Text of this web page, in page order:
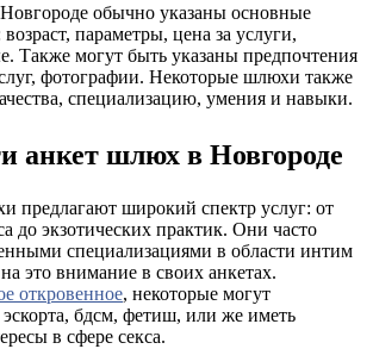
обычно указаны основные
параметры, цена за услуги,
Также могут быть указаны предпочтения
фотографии. Некоторые шлюхи также
специализацию, умения и навыки.
анкет шлюх в Новгороде
предлагают широкий спектр услуг: от
до экзотических практик. Они часто
специализациями в области интим
это внимание в своих анкетах.
откровенное, некоторые могут
эскорта, бдсм, фетиш, или же иметь
в сфере секса.